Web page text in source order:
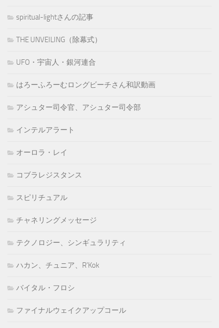
spiritual-lightさんの記事
THE UNVEILING（除幕式）
UFO・宇宙人・銀河連合
はろーふろーむロングビーチさん和訳動画
アシュター司令官、アシュター司令部
インテルアラート
オーロラ・レイ
コブラレジスタンス
スピリチュアル
チャネリングメッセージ
テクノロジー、シンギュラリティ
ハカン、チュニア、R'Kok
バイタル・フロシ
ファイナルウェイクアップコール